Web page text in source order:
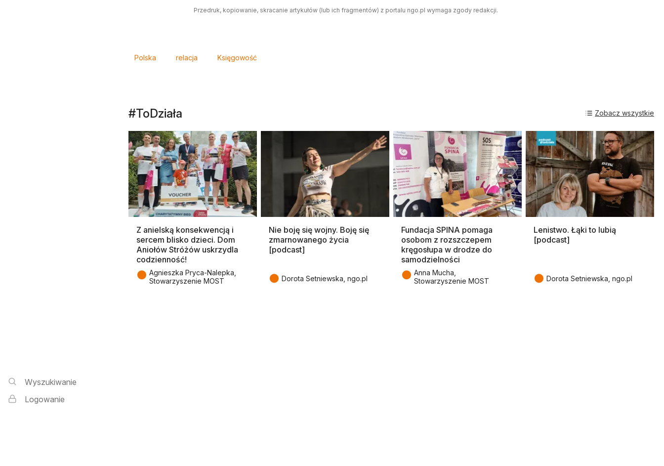
Wyszukiwarka i logowanie
Wyszukiwanie
Logowanie
Przedruk, kopiowanie, skracanie artykułów (lub ich fragmentów) z portalu ngo.pl wymaga zgody redakcji.
Polska relacja Księgowość
#ToDziała
Z anielską konsekwencją i
sercem blisko dzieci. Dom
Aniołów Stróżów uskrzydla
codzienność!
● Agnieszka Pryca-Nalepka,
Stowarzyszenie MOST
Nie boję się wojny. Boję się
zmarnowanego życia
[podcast]
● Dorota Setniewska, ngo.pl
Fundacja SPINA pomaga
osobom z rozszczepem
kręgosłupa w drodze do
samodzielności
● Anna Mucha,
Stowarzyszenie MOST
Lenistwo. Łąki to lubią
[podcast]
● Dorota Setniewska, ngo.pl
Zobacz wszystkie